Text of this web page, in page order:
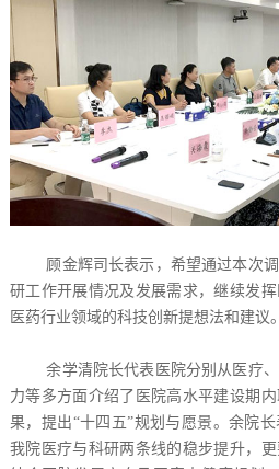
顾金辉司长表示，希望通过本次调
研工作开展情况及发展需求，继续发
医药行业领域的科技创新提想法和建议。
余学清院长代表医院分别从医疗、
力等多方面介绍了医院高水平建设期
果，提出“十四五”规划与愿景。余院
我院医疗与科研两条线的稳步提升，